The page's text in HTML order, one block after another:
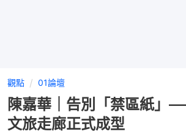
觀點 01論壇
陳嘉華｜告別「禁區紙」
文旅走廊正式成型